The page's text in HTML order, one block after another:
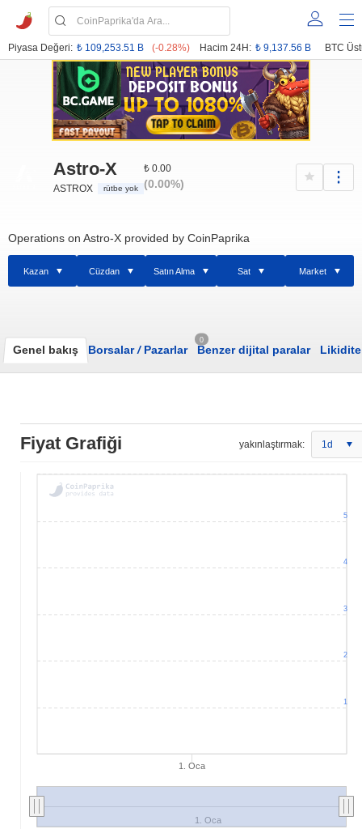
Piyasa Değeri: ₺ 109,253.51 B (-0.28%) Hacim 24H: ₺ 9,137.56 B BTC
Astro-X
ASTROX rütbe yok
₺ 0.00
(0.00%)
Operations on Astro-X provided by CoinPaprika
Kazan Cüzdan Satın Alma Sat Market
Genel bakış Borsalar/Pazarlar
0
Benzer dijital paralar Likidite
Fiyat Grafiği yakınlaştırmak: 1d
1. Oca
1. Oca
1
2
3
4
5